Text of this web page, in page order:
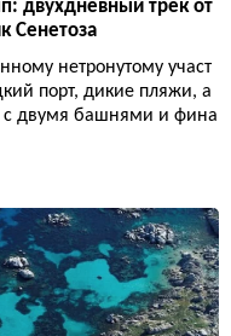
двухдневный трек от
Сенетоза
нетронутому участ
порт, дикие пляжи, а
с двумя башнями и фина